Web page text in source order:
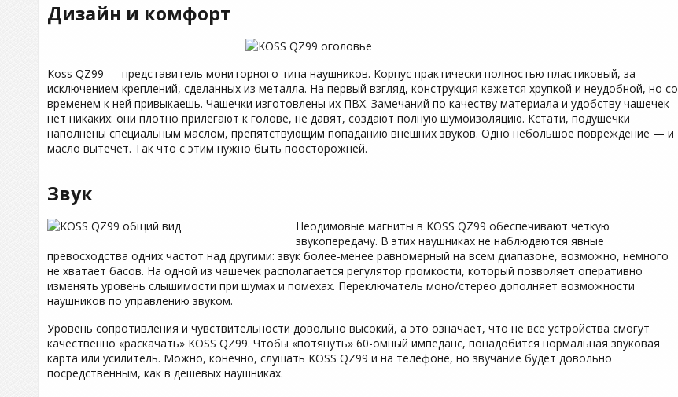
Дизайн и комфорт
Koss QZ99 — представитель мониторного типа наушников. Корпус практически полностью пластиковый, за
исключением креплений, сделанных из металла. На первый взгляд, конструкция кажется хрупкой и неудобной, но со
временем к ней привыкаешь. Чашечки изготовлены их ПВХ. Замечаний по качеству материала и удобству чашечек
нет никаких: они плотно прилегают к голове, не давят, создают полную шумоизоляцию. Кстати, подушечки
наполнены специальным маслом, препятствующим попаданию внешних звуков. Одно небольшое повреждение — и
масло вытечет. Так что с этим нужно быть поосторожней.
Звук
Неодимовые магниты в KOSS QZ99 обеспечивают четкую
звукопередачу. В этих наушниках не наблюдаются явные
превосходства одних частот над другими: звук более-менее равномерный на всем диапазоне, возможно, немного
не хватает басов. На одной из чашечек располагается регулятор громкости, который позволяет оперативно
изменять уровень слышимости при шумах и помехах. Переключатель моно/стерео дополняет возможности
наушников по управлению звуком.
Уровень сопротивления и чувствительности довольно высокий, а это означает, что не все устройства смогут
качественно «раскачать» KOSS QZ99. Чтобы «потянуть» 60-омный импеданс, понадобится нормальная звуковая
карта или усилитель. Можно, конечно, слушать KOSS QZ99 и на телефоне, но звучание будет довольно
посредственным, как в дешевых наушниках.